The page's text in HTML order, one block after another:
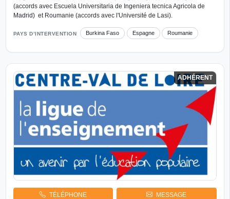
(accords avec Escuela Universitaria de Ingeniera tecnica Agricola de
Madrid) et Roumanie (accords avec l'Université de Lasi).
PAYS D’INTERVENTION Burkina Faso Espagne Roumanie
ADHÉRENT
TÉLÉPHONE MESSAGE